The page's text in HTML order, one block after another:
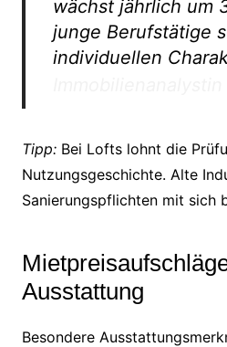
wächst jährlich um
junge Berufstätige
individuellen
Tipp:Bei Lofts lohnt die
Nutzungsgeschichte. Alte
Sanierungspflichten mit sich
Ausstattung
Besondere